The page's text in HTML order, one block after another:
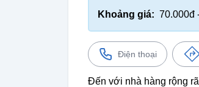
Khoảng giá: 70.000đ
Điện thoại
Đến với nhà hàng rộng